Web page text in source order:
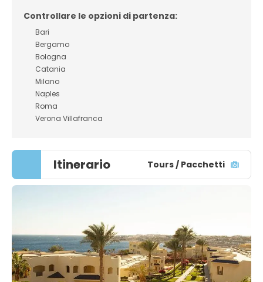
Controllare le opzioni di partenza:
Bari
Bergamo
Bologna
Catania
Milano
Naples
Roma
Verona Villafranca
Itinerario Tours / Pacchetti